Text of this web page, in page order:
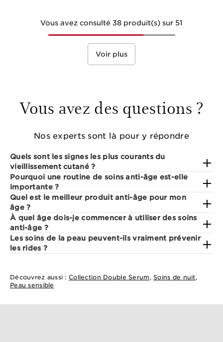
Vous avez consulté 38 produit(s) sur 51
Voir plus
Vous avez des questions ?
Nos experts sont là pour y répondre
Quels sont les signes les plus courants du
vieillissement cutané ?
Pourquoi une routine de soins anti-âge est-elle
importante ?
Quel est le meilleur produit anti-âge pour mon
âge ?
À quel âge dois-je commencer à utiliser des soins
anti-âge ?
Les soins de la peau peuvent-ils vraiment prévenir
les rides ?
Découvrez aussi : Collection Double Serum ,Soins de nuit,
Peau sensible